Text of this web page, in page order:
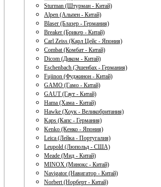
Sturman (Штурман - Китай)
Alpen (Альпен - Китай)
Blaser (Блазер - Германия)
Breaker (Брикер - Китай)
Carl Zeiss (Карл Цейс - Япония)
Combat (Комбат - Китай)
Dicom (Диком - Китай)
Eschenbach (Эшенбах - Германия)
Fujinon (Фуджинон - Китай)
GAMO (Гамо - Китай)
GAUT (Гаут - Китай)
Hama (Хама - Китай)
Hawke (Хоук - Великобритания)
Kaps (Капс - Германия)
Kenko (Кенко - Япония)
Leica (Лейка - Португалия)
Leupold (Люпольд - США)
Meade (Мид - Китай)
MINOX (Минокс - Китай)
Navigator (Навигатор - Китай)
Norbert (Норберт - Китай)